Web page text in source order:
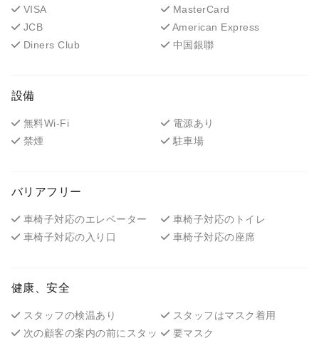
VISA
MasterCard
JCB
American Express
Diners Club
中国銀聯
設備
無料Wi-Fi
電源あり
禁煙
駐車場
バリアフリー
車椅子対応のエレベーター
車椅子対応のトイレ
車椅子対応の入り口
車椅子対応の座席
健康、安全
スタッフの検温あり
スタッフはマスク着用
次の顧客の案内の前にスタッ
要マスク